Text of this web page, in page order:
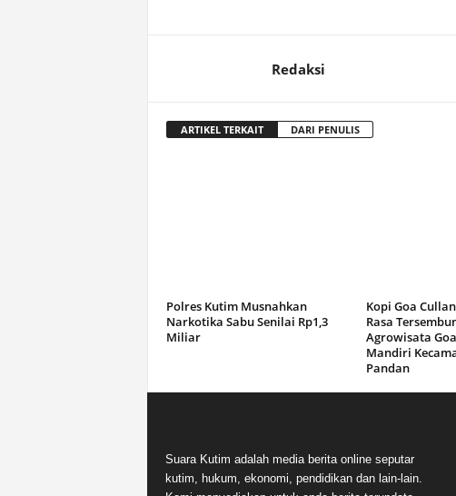
Redaksi
ARTIKEL TERKAIT DARI PENULIS
Polres Kutim Musnahkan
Narkotika Sabu Senilai Rp1,3
Miliar
Kopi Goa
Rasa
Agrowisata
Mandiri
Pandan
Suara Kutim adalah media berita online seputar
kutim, hukum, ekonomi, pendidikan dan lain-lain.